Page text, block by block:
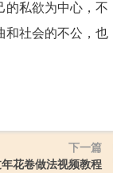
的私欲为中心，不
和社会的不公，也
下一篇
花卷做法视频教程